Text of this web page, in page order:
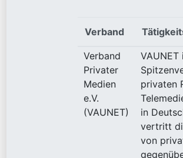
Verband
Verband
Privater
Medien
e.V.
(VAUNET)
VAUNET
privaten
in
vertritt
von